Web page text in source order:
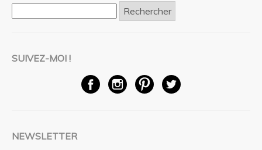
Rechercher :
SUIVEZ-MOI !
NEWSLETTER